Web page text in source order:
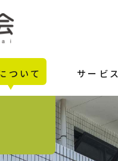
ついて サービス